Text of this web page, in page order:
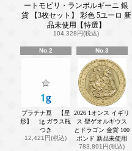
ートモビリ・ランボルギーニ 銀
貨 【3枚セット】 彩色 5ユーロ 新
品未使用【特選】
104,328円(税込)
No.2
プラチナ豆 【星
形】 1g ガラス瓶
つき
12,421円(税込)
No.3
2026 1オンス イギリ
ス 聖ゲオルギウス
とドラゴン 金貨 100
ポンド 新品未使用
783,891円(税込)